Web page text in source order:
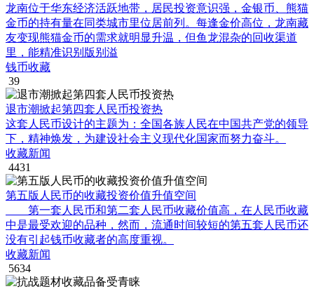
龙南位于华东经济活跃地带，居民投资意识强，金银币、熊猫
金币的持有量在同类城市里位居前列。每逢金价高位，龙南藏
友变现熊猫金币的需求就明显升温，但鱼龙混杂的回收渠道
里，能精准识别版别溢
钱币收藏
39
退市潮掀起第四套人民币投资热
这套人民币设计的主题为：全国各族人民在中国共产党的领导
下，精神焕发，为建设社会主义现代化国家而努力奋斗。
收藏新闻
4431
第五版人民币的收藏投资价值升值空间
第一套人民币和第二套人民币收藏价值高，在人民币收藏
中是最受欢迎的品种，然而，流通时间较短的第五套人民币还
没有引起钱币收藏者的高度重视。
收藏新闻
5634